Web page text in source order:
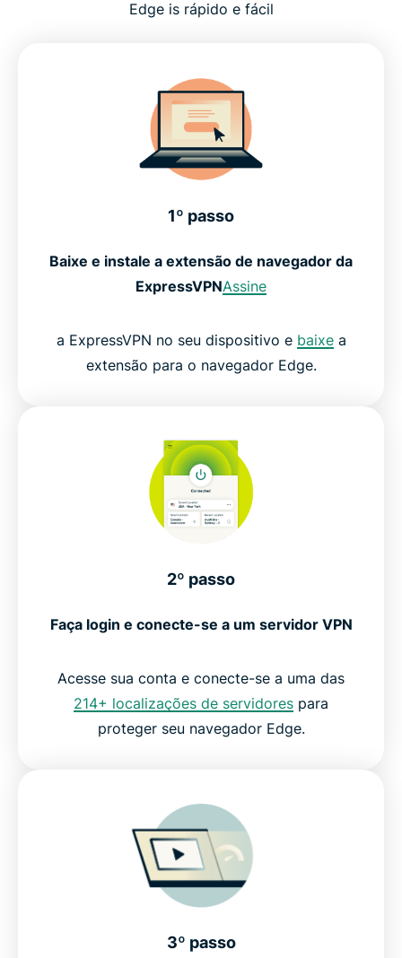
Edge is rápido e fácil
1º passo
Baixe e instale a extensão de navegador da
ExpressVPNAssine
a ExpressVPN no seu dispositivo e baixea
extensão para o navegador Edge.
2º passo
Faça login e conecte-se a um servidor VPN
Acesse sua conta e conecte-se a uma das
214+ localizações de servidores para
proteger seu navegador Edge.
3º passo